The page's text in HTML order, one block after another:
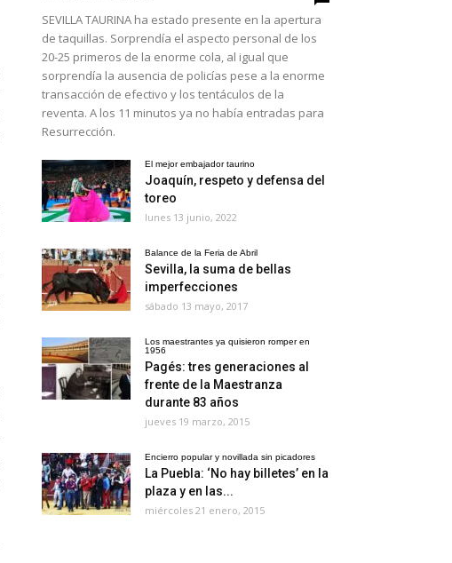
SEVILLA TAURINA ha estado presente en la apertura
de taquillas. Sorprendía el aspecto personal de los
20-25 primeros de la enorme cola, al igual que
sorprendía la ausencia de policías pese a la enorme
transacción de efectivo y los tentáculos de la
reventa. A los 11 minutos ya no había entradas para
Resurrección.
El mejor embajador taurino
Joaquín, respeto y defensa del
toreo
lunes 13 junio, 2022
Balance de la Feria de Abril
Sevilla, la suma de bellas
imperfecciones
sábado 13 mayo, 2017
Los maestrantes ya quisieron romper en
1956
Pagés: tres generaciones al
frente de la Maestranza
durante 83 años
jueves 19 marzo, 2015
Encierro popular y novillada sin picadores
La Puebla: ‘No hay billetes’ en la
plaza y en las...
miércoles 21 enero, 2015